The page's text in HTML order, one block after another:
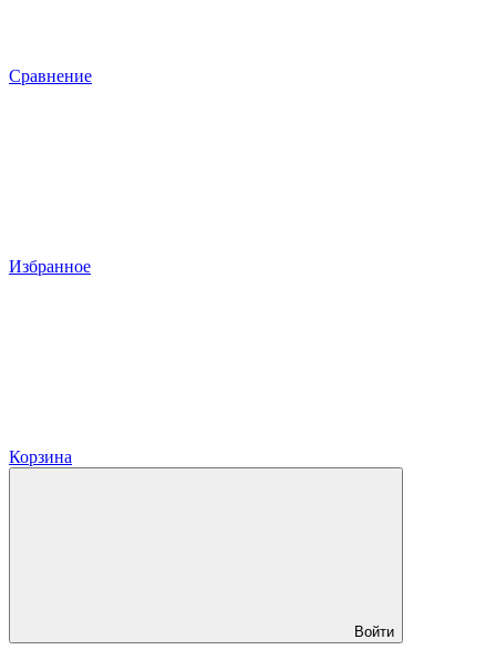
Сравнение
Избранное
Корзина
Войти